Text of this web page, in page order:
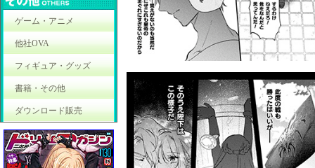
ゲーム・アニメ
他社OVA
フィギュア・グッズ
書籍・その他
ダウンロード販売